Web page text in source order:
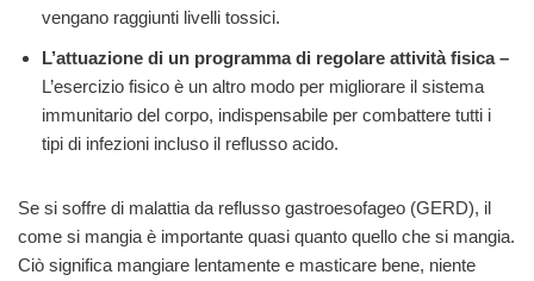
vengano raggiunti livelli tossici.
L’attuazione di un programma di regolare attività fisica –
L’esercizio fisico è un altro modo per migliorare il sistema
immunitario del corpo, indispensabile per combattere tutti i
tipi di infezioni incluso il reflusso acido.
Se si soffre di malattia da reflusso gastroesofageo (GERD), il
come si mangia è importante quasi quanto quello che si mangia.
Ciò significa mangiare lentamente e masticare bene, niente